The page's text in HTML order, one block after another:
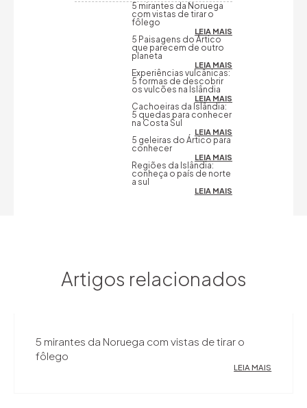
5 mirantes da Noruega
com vistas de tirar o
fôlego
LEIA MAIS
5 Paisagens do Ártico
que parecem de outro
planeta
LEIA MAIS
Experiências vulcânicas:
5 formas de descobrir
os vulcões na Islândia
LEIA MAIS
Cachoeiras da Islândia:
5 quedas para conhecer
na Costa Sul
LEIA MAIS
5 geleiras do Ártico para
conhecer
LEIA MAIS
Regiões da Islândia:
conheça o país de norte
a sul
LEIA MAIS
Artigos relacionados
5 mirantes da Noruega com vistas de tirar o
fôlego
LEIA MAIS